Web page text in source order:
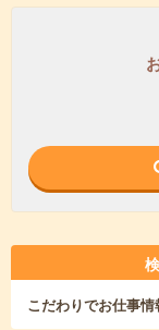
こだわりでお仕事